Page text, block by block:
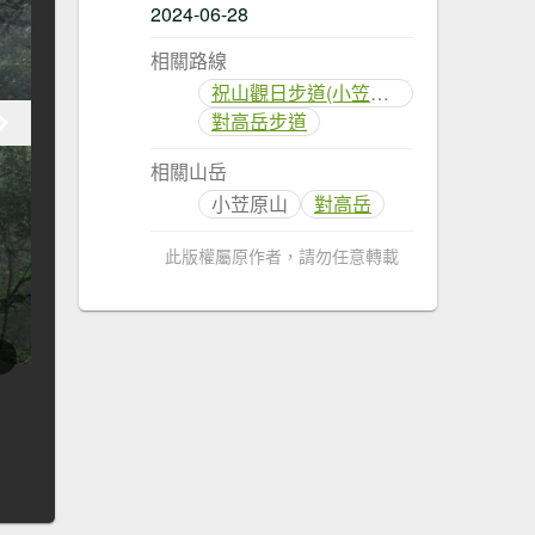
2024-06-28
相關路線
祝山觀日步道(小笠原山)
對高岳步道
相關山岳
小苙原山
對高岳
此版權屬原作者，請勿任意轉載